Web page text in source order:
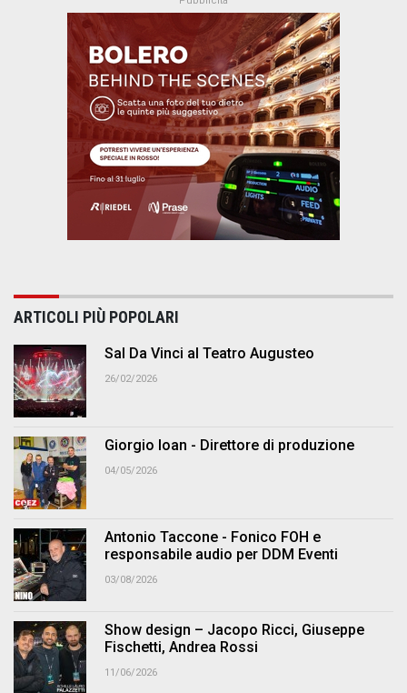
ARTICOLI PIÙ POPOLARI
Sal Da Vinci al Teatro Augusteo
26/02/2026
Giorgio Ioan - Direttore di produzione
04/05/2026
Antonio Taccone - Fonico FOH e
responsabile audio per DDM Eventi
03/08/2026
Show design – Jacopo Ricci, Giuseppe
Fischetti, Andrea Rossi
11/06/2026